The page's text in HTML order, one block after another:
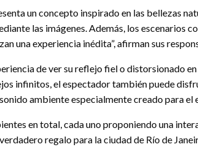
un concepto inspirado en las bellezas
las imágenes. Además, los escenarios
una experiencia inédita”, afirman sus
de ver su reflejo fiel o distorsionado
infinitos, el espectador también puede
ambiente especialmente creado para el
en total, cada uno proponiendo una
regalo para la ciudad de Río de